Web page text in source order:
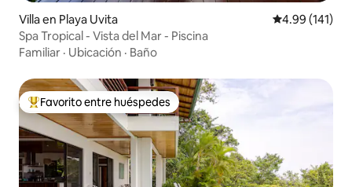
Villa en Playa Uvita Calificación
4.99 (141)
Spa Tropical - Vista del Mar - Piscina
Familiar · Ubicación · Baño
De los mejores en Favorito entre huéspedes
Favorito entre huéspedes